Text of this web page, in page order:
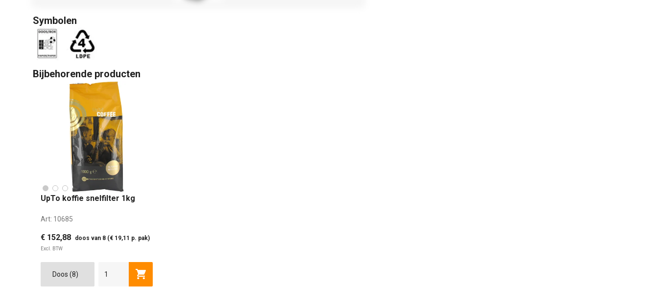
Symbolen
Bijbehorende producten
UpTo koffie snelfilter 1kg
Art: 10685
€ 152,88 doos van 8 (€ 19,11 p. pak)
Excl. BTW
Toevoegen aan winkelwagen